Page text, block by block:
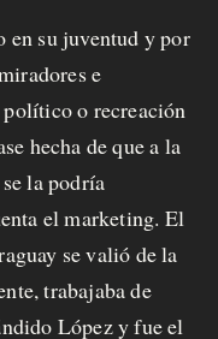
en su juventud y por
e
o recreación
hecha de que a la
la podría
el marketing. El
se valió de la
trabajaba de
López y fue el